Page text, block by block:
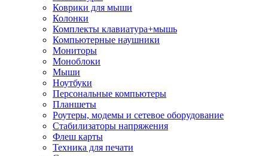
Коврики для мыши
Колонки
Комплекты клавиатура+мышь
Компьютерные наушники
Мониторы
Моноблоки
Мыши
Ноутбуки
Персональные компьютеры
Планшеты
Роутеры, модемы и сетевое оборудование
Стабилизаторы напряжения
Флеш карты
Техника для печати